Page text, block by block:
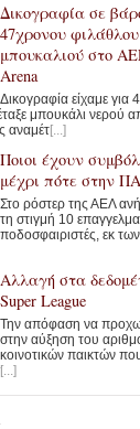
Δικογραφία σε
47χρονου
μπουκαλιού στο
Arena
Δικογραφία είχαμε για
μπουκάλι νερού
αναμέτ[...]
Ποιοι έχουν
μέχρι πότε στην
Στο ρόστερ της ΑΕΛ
τη στιγμή 10
ποδοσφαιριστές, εκ
Αλλαγή στα
Super League
Την απόφαση να
στην αύξηση του
κοινοτικών παικτών
[...]